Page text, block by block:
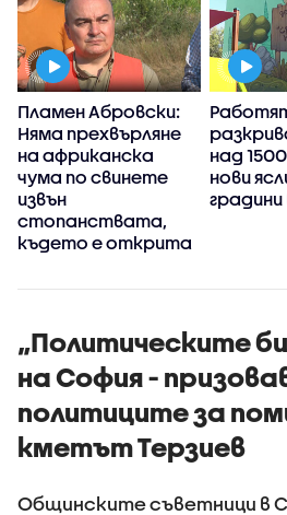
Пламен Абровски:
Няма прехвърляне
на африканска
чума по свинете
извън
стопанствата,
където е открита
над
нови
„Политическите
на София -
политиците за
кметът Терзиев
Общинските съветници в